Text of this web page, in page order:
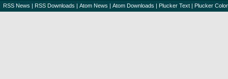
RSS News | RSS Downloads | Atom News | Atom Downloads | Plucker Text | Plucker Color